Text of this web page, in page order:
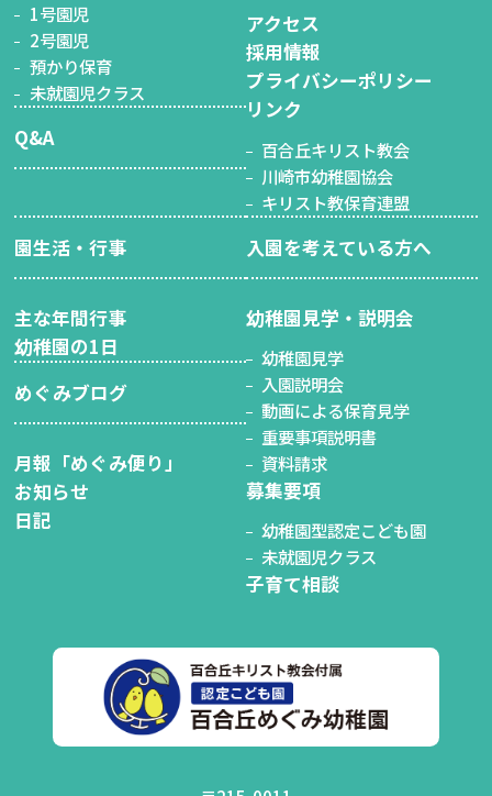
1号園児
2号園児
預かり保育
未就園児クラス
Q&A
アクセス
採用情報
プライバシーポリシー
リンク
百合丘キリスト教会
川崎市幼稚園協会
キリスト教保育連盟
園生活・行事
主な年間行事
幼稚園の1日
めぐみブログ
月報「めぐみ便り」
お知らせ
日記
入園を考えている方へ
幼稚園見学・説明会
幼稚園見学
入園説明会
動画による保育見学
重要事項説明書
資料請求
募集要項
幼稚園型認定こども園
未就園児クラス
子育て相談